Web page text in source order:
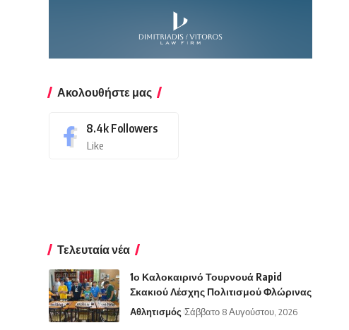
Ακολουθήστε μας
8.4k Followers
Like
Τελευταία νέα
1ο Καλοκαιρινό Τουρνουά Rapid
Σκακιού Λέσχης Πολιτισμού Φλώρινας
Αθλητισμός Σάββατο 8 Αυγούστου, 2026